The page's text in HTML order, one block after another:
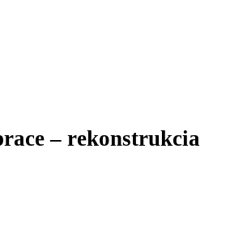
– rekonstrukcia